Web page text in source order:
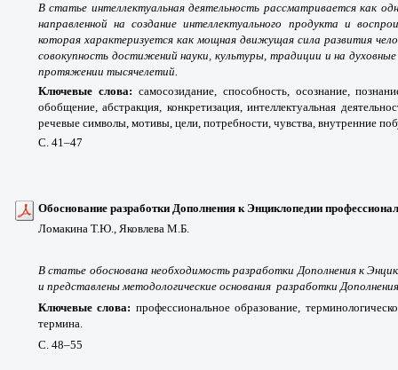
В статье интеллектуальная деятельность рассматривается как
направленной на создание интеллектуального продукта и
которая характеризуется как мощная движущая сила развития
совокупность достижений науки, культуры, традиции и на духовные
протяжении тысячелетий.
Ключевые слова: самосозидание, способность, осознание,
обобщение, абстракция, конкретизация, интеллектуальная
речевые символы, мотивы, цели, потребности, чувства, внутренние
С. 41–47
Обоснование разработки Дополнения к Энциклопедии
Ломакина Т.Ю., Яковлева М.Б.
В статье обоснована необходимость разработки Дополнения к
и представлены методологические основания разработки
Ключевые слова: профессиональное образование,
термина.
С. 48–55